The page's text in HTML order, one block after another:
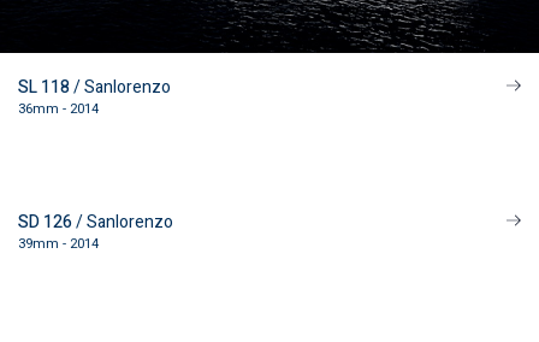
SL 118/ Sanlorenzo
36mm - 2014
SD 126/ Sanlorenzo
39mm - 2014